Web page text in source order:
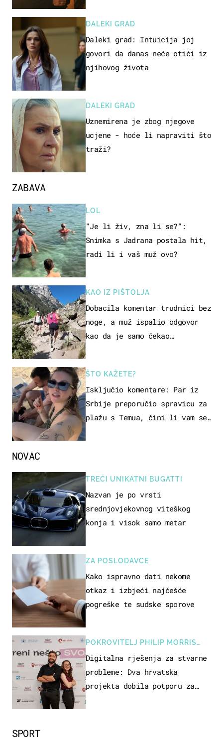
ZABAVA
LOL
"Je li živ, zna li se?":
Snimka s Jadrana postala hit,
radi li i vaš muž ovo?
KAO IZ PIŠTOLJA
Dobacila komentar trudnici bez
noge, a muž ispalio odgovor
kao da je samo čekao…
ŠTO KAŽETE?
Isključio komentare: Par iz
Srbije preporučio spravicu za
plažu s Temua, čini li vam se
SPORT
DALEKI GRAD
Daleki grad: Intuicija joj
govori da danas neće otići iz
njihovog života
DALEKI GRAD
Uznemirena je zbog njegove
ucjene - hoće li napraviti što
traži?
NOVAC
TREĆI UNIKATNI BUGATTI
Nazvan je po vrsti
srednjovjekovnog viteškog
konja i visok samo metar
ZA POSLODAVCE
Kako ispravno dati nekome
otkaz i izbjeći najčešće
pogreške te sudske sporove
POKROVITELJ PHILIP MORRIS
ZAGREB
Digitalna rješenja za stvarne
probleme: Dva hrvatska
projekta dobila potporu za